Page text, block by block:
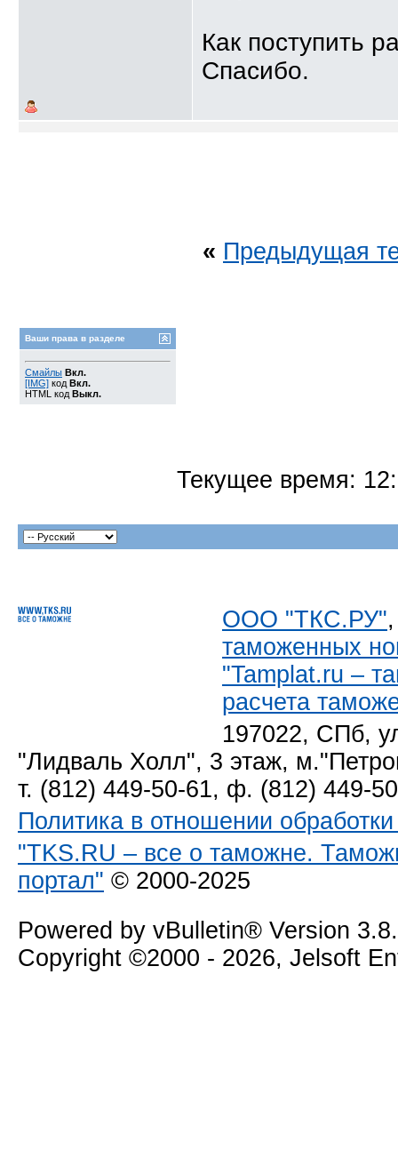
Как поступить
Спасибо.
« Предыдущая
Ваши права в разделе
Смайлы Вкл.
[IMG] код Вкл.
HTML код Выкл.
Текущее время:
ООО "ТКС.РУ"
таможенных
"Tamplat.ru –
расчета
197022, СПб,
"Лидваль Холл", 3 этаж,
т. (812) 449-50-61, ф. (812) 449-
Политика в отношении
"TKS.RU – все о таможне.
портал" © 2000-2025
Powered by vBulletin® Version
Copyright ©2000 - 2026, Jelsoft